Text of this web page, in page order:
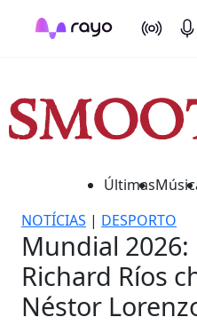
On Air
Últimas
NOTÍCIAS | DESPORTO
Mundial 2026:
Richard Ríos
Néstor